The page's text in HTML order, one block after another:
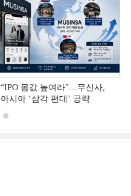
“IPO 몸값 높여라”…무신사,
아시아 ‘삼각 편대’ 공략